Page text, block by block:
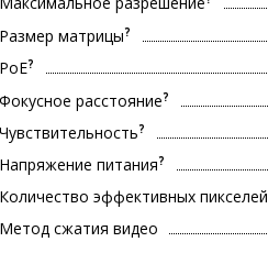
Размер матрицы?
PoE?
Фокусное расстояние?
Чувствительность?
Напряжение питания?
Количество эффективных пикселей
Метод сжатия видео